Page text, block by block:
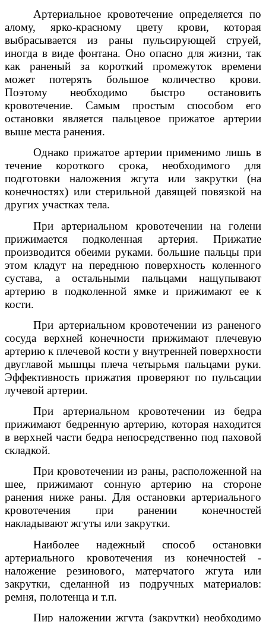
Артериальное кровотечение определяется по
алому, ярко-красному цвету крови, которая
выбрасывается из раны пульсирующей струей,
иногда в виде фонтана. Оно опасно для жизни, так
как раненый за короткий промежуток времени
может потерять большое количество крови.
Поэтому необходимо быстро остановить
кровотечение. Самым простым способом его
остановки является пальцевое прижатое артерии
выше места ранения.
Однако прижатое артерии применимо лишь в
течение короткого срока, необходимого для
подготовки наложения жгута или закрутки (на
конечностях) или стерильной давящей повязкой на
других участках тела.
При артериальном кровотечении на голени
прижимается подколенная артерия. Прижатие
производится обеими руками. большие пальцы при
этом кладут на переднюю поверхность коленного
сустава, а остальными пальцами нащупывают
артерию в подколенной ямке и прижимают ее к
кости.
При артериальном кровотечении из раненого
сосуда верхней конечности прижимают плечевую
артерию к плечевой кости у внутренней поверхности
двуглавой мышцы плеча четырьмя пальцами руки.
Эффективность прижатия проверяют по пульсации
лучевой артерии.
При артериальном кровотечении из бедра
прижимают бедренную артерию, которая находится
в верхней части бедра непосредственно под паховой
складкой.
При кровотечении из раны, расположенной на
шее, прижимают сонную артерию на стороне
ранения ниже раны. Для остановки артериального
кровотечения при ранении конечностей
накладывают жгуты или закрутки.
Наиболее надежный способ остановки
артериального кровотечения из конечностей -
наложение резинового, матерчатого жгута или
закрутки, сделанной из подручных материалов:
ремня, полотенца и т.п.
Пир наложении жгута (закрутки) необходимо